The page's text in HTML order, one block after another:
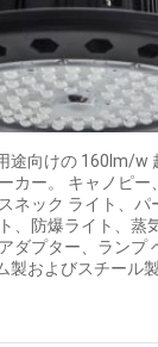
途向けの 160lm/w
カー。 キャノピー
ネック ライト、
、防爆ライト、蒸
ダプター、ランプ
製およびスチール